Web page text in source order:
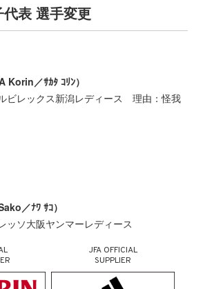
表 選手変更
／ｻｶﾀ ｺﾘﾝ）
レックス新潟レディース 理由：怪我
／ﾅﾜ ｻｺ）
ソ大阪ヤンマーレディース
JFA OFFICIAL
SUPPLIER